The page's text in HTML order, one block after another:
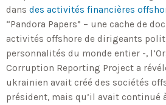
dans des activités financières
“Pandora Papers” – une cache de
activités offshore de dirigeants
personnalités du monde entier -,
Corruption Reporting Project a
ukrainien avait créé des sociétés
président, mais qu’il avait continué